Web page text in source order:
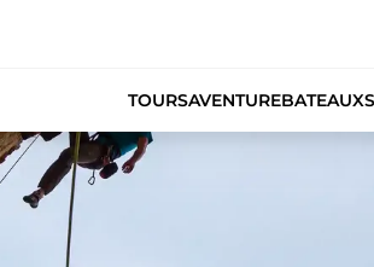
TOURSAVENTUREBATEAUX